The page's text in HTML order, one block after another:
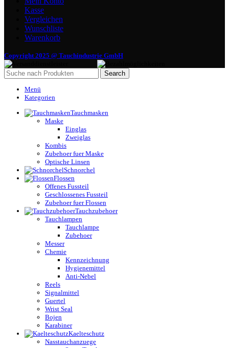
Kasse
Vergleichen
Wunschliste
Warenkorb
Copyright 2025 @ Tauchindustrie GmbH
Search
Menü
Kategorien
Tauchmasken
Maske
Einglas
Zweiglas
Kombis
Zubehoer fuer Maske
Optische Linsen
Schnorchel
Flossen
Offenes Fussteil
Geschlossenes Fussteil
Zubehoer fuer Flossen
Tauchzubehoer
Tauchlampen
Tauchlampe
Zubehoer
Messer
Chemie
Kennzeichnung
Hygienemittel
Anti-Nebel
Reels
Signalmittel
Guertel
Wrist Seal
Bojen
Karabiner
Kaelteschutz
Nasstauchanzuege